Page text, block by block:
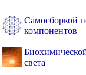
Самосборкой
компонентов
света